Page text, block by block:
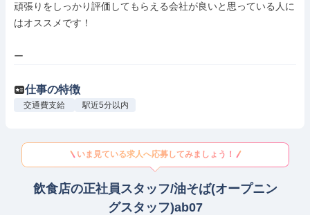
頑張りをしっかり評価してもらえる会社が良いと思っている人に
はオススメです！
ー
仕事の特徴
交通費支給 駅近5分以内
いま見ている求人へ応募してみましょう！
飲食店の正社員スタッフ/油そば(オープニン
グスタッフ)ab07